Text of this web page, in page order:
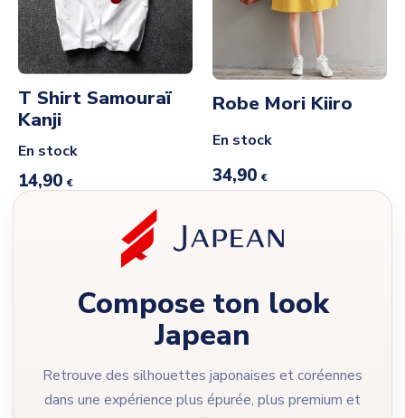
T Shirt Samouraï
Kanji
En stock
14,90 €
Robe Mori Kiiro
En stock
34,90 €
Compose ton look
Japean
Retrouve des silhouettes japonaises et coréennes
dans une expérience plus épurée, plus premium et